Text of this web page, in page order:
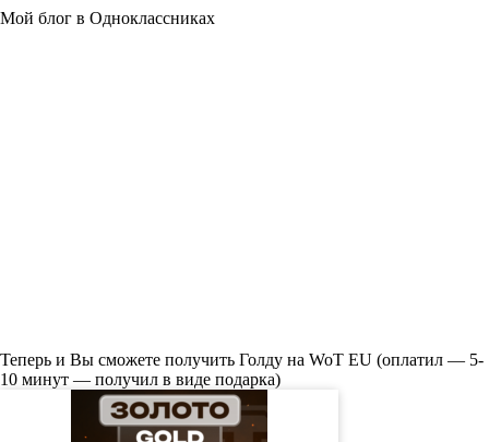
Мой блог в Одноклассниках
Теперь и Вы сможете получить Голду на WoT EU (оплатил — 5-
10 минут — получил в виде подарка)